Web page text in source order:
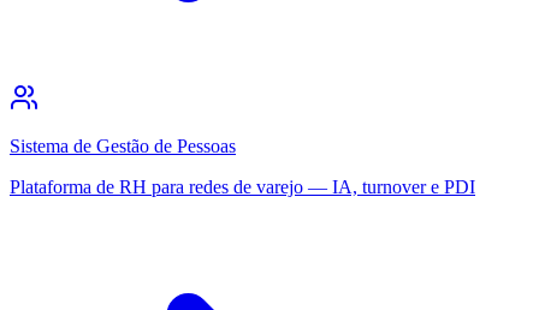
Sistema de Gestão de Pessoas
Plataforma de RH para redes de varejo — IA, turnover e PDI